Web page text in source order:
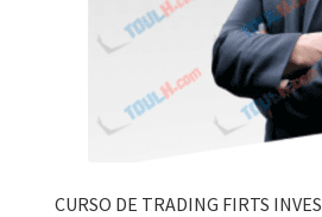
CURSO DE TRADING FIRTS